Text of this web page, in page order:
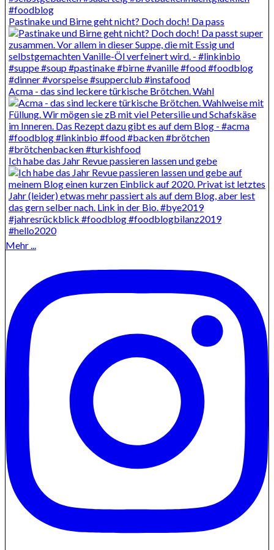
Pastinake und Birne geht nicht? Doch doch! Da pass
Acma - das sind leckere türkische Brötchen. Wahl
Ich habe das Jahr Revue passieren lassen und gebe
Mehr ...